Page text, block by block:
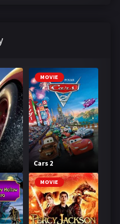
MOVIE
Cars 2
MOVIE